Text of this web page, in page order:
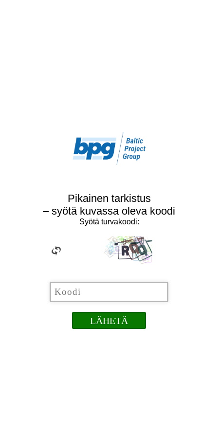
Pikainen tarkistus
– syötä kuvassa oleva koodi
Syötä turvakoodi: